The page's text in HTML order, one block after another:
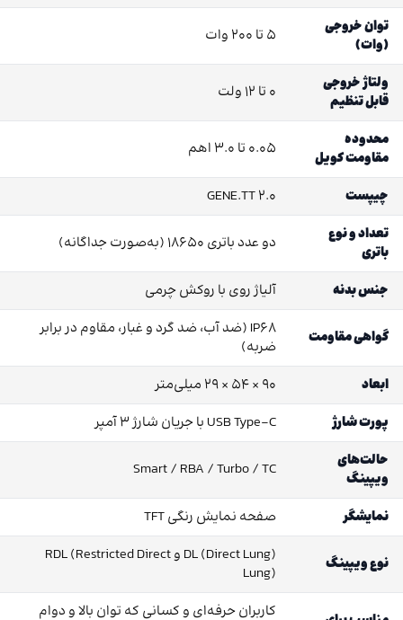
توان خروجی
(وات)
۵ تا ۲۰۰ وات
ولتاژ خروجی
قابل تنظیم
۰ تا ۱۲ ولت
محدوده
مقاومت کویل
۰.۰۵ تا ۳.۰ اهم
چیپست
GENE.TT 2.0
تعداد و نوع
باتری
دو عدد باتری ۱۸۶۵۰ (به‌صورت جداگانه)
جنس بدنه آلیاژ روی با روکش چرمی
گواهی مقاومت
IP68 (ضد آب، ضد گرد و غبار، مقاوم در برابر
ضربه)
ابعاد
۹۰ × ۵۴ × ۲۹ میلی‌متر
پورت شارژ
USB Type-C با جریان شارژ ۳ آمپر
حالت‌های
ویپینگ
Smart / RBA / Turbo / TC
نمایشگر صفحه نمایش رنگی TFT
نوع ویپینگ
DL (Direct Lung) و RDL (Restricted Direct
Lung)
کاربران حرفه‌ای و کسانی که توان بالا و دوام